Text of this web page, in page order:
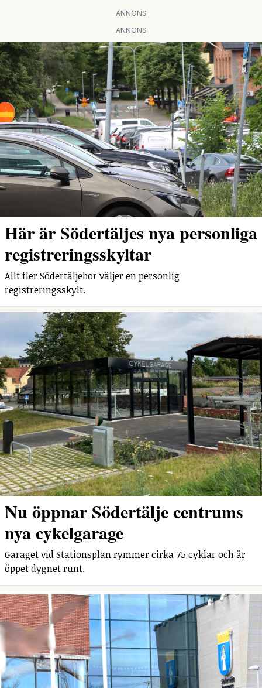
ANNONS
ANNONS
Här är Södertäljes nya personliga
registreringsskyltar
Allt fler Södertäljebor väljer en personlig
registreringsskylt.
Nu öppnar Södertälje centrums
nya cykelgarage
Garaget vid Stationsplan rymmer cirka 75 cyklar och är
öppet dygnet runt.